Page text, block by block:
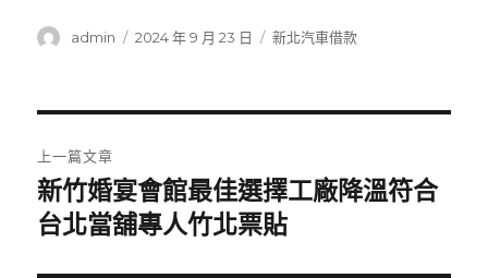
作
admin
發
2024 年 9 月 23 日
分
新北汽車借款
章
導
上一篇文章
上
一
新竹婚宴會館最佳選擇工廠降溫符合
台北當舖專人竹北票貼